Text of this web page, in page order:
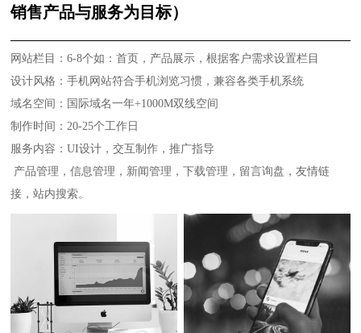
销售产品与服务为目标）
网站栏目：6-8个如：首页，产品展示，根据客户需求设置栏目
设计风格：手机网站符合手机浏览习惯，兼容各类手机系统
域名空间：国际域名一年+1000M双线空间
制作时间：20-25个工作日
服务内容：UI设计，交互制作，推广指导
产品管理，信息管理，新闻管理，下载管理，留言询盘，友情链
接，站内搜索。